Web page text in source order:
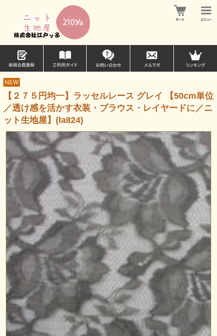
NEW
【２７５円均一】ラッセルレース グレイ 【50cm単位
／透け感を活かす衣装・ブラウス・レイヤードに／ニ
ット生地屋】(la824)